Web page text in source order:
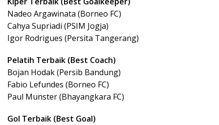
Nadeo Argawinata (Borneo FC)
Cahya Supriadi (PSIM Jogja)
Igor Rodrigues (Persita Tangerang)
Pelatih Terbaik (Best Coach)
Bojan Hodak (Persib Bandung)
Fabio Lefundes (Borneo FC)
Paul Munster (Bhayangkara FC)
Gol Terbaik (Best Goal)